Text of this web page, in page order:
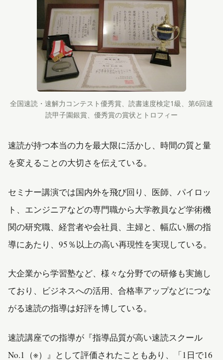
全国速読・速解力コンテスト優秀賞、読書速度検定1級、第6回速
読甲子園銀賞、優秀賞の賞状とトロフィー
速読が持つ本当の力を最大限に活かし、時間の質と量
を変えることの大切さを伝えている。
セミナー講演では国内外を飛び回り、医師、パイロッ
ト、エンジニアなどの専門職から大学教員など学術機
関の研究職、経営者や会社員、主婦と、幅広い層の指
導にあたり、95％以上の高い再現性を実現している。
大企業から学習塾など、様々な分野での研修も実施し
ており、ビジネスへの活用、合格率アップなどにつな
がる速読の指導は好評を博している。
速読講座での指導が『指導品質が高い速読スクール
No.1（※）』として評価されたこともあり、「1日で16